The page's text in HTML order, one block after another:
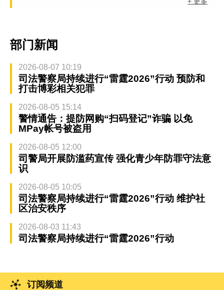
部门新闻
2026-08-07 10:19
司法警察局持续进行“雷霆2026”行动 预防和
打击博彩相关犯罪
2026-08-05 15:14
警情通告：提防网购“扫码登记”诈骗 以免
MPay帐号被盗用
2026-08-05 12:00
司警局开展防滥药宣传 强化青少年防罪守法意
识
2026-08-05 10:05
司法警察局持续进行“雷霆2026”行动 维护社
区治安秩序
2026-08-03 11:43
司法警察局持续进行“雷霆2026”行动
订阅频道